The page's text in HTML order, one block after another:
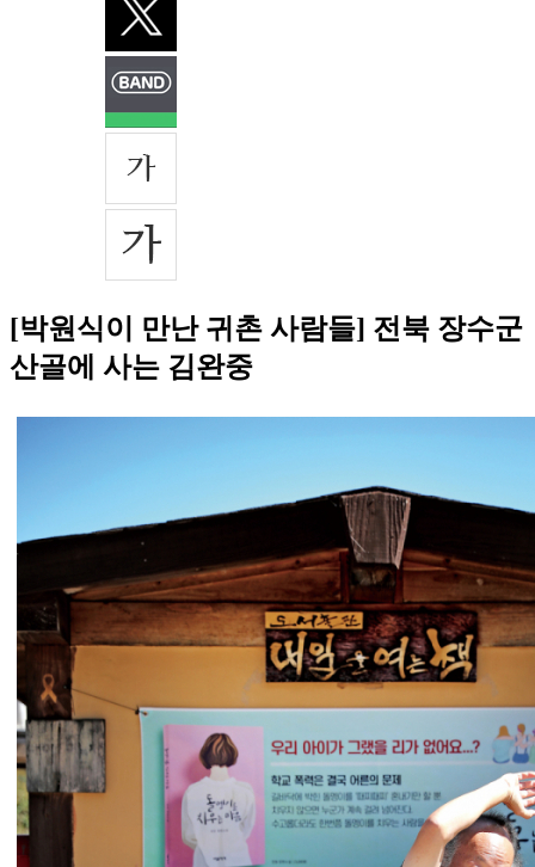
[박원식이 만난 귀촌 사람들] 전북 장수군
산골에 사는 김완중